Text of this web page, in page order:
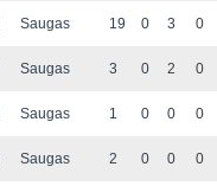
Saugas 19 0 3 0
Saugas 3 0 2 0
Saugas 1 0 0 0
Saugas 2 0 0 0